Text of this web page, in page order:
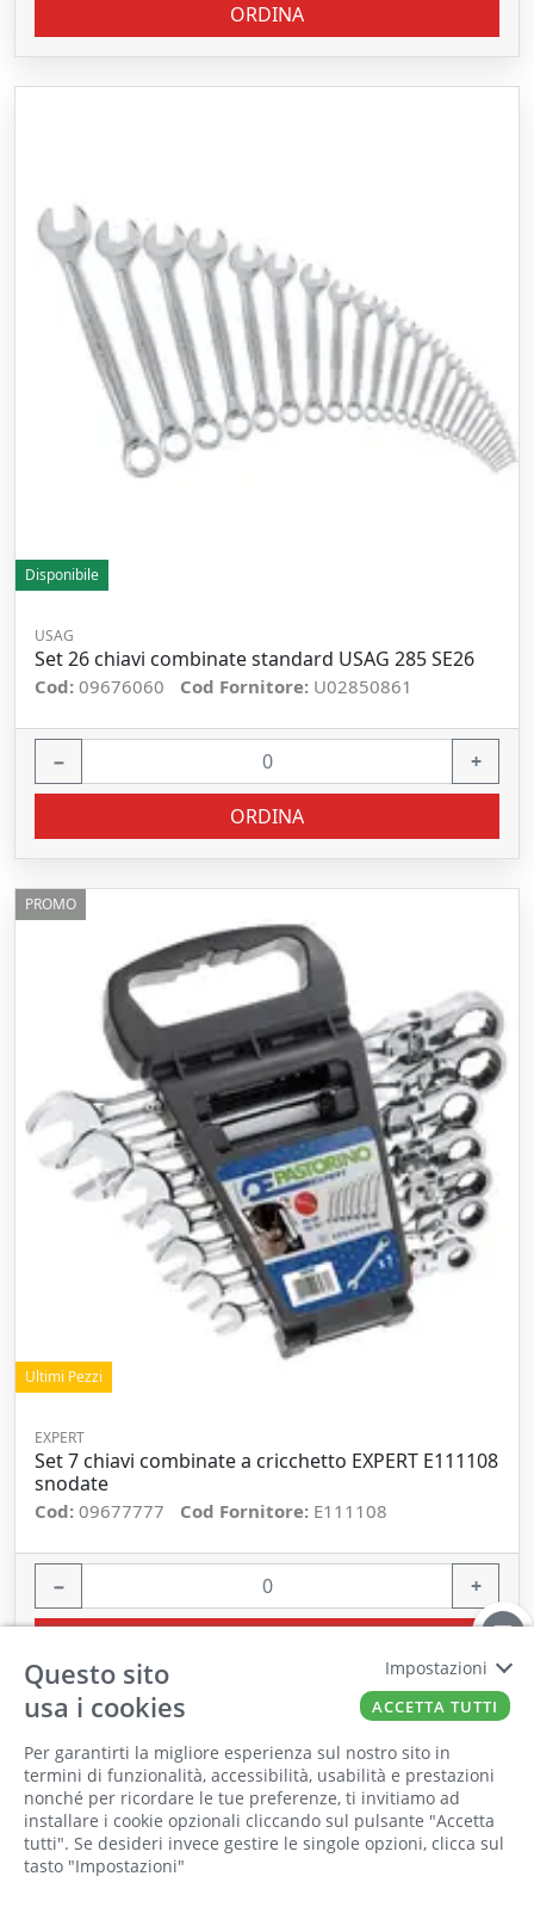
Il punto vendita, gli uffici e il magazzino
saranno chiusi per ferie dall'8 al 25 Agosto
2026 compresi.
ORDINA
Disponibile
USAG
Set 26 chiavi combinate standard USAG 285 SE26
Cod: 09676060 Cod Fornitore: U02850861
− +
ORDINA
Ultimi Pezzi
PROMO
EXPERT
Set 7 chiavi combinate a cricchetto EXPERT E111108
snodate
Cod: 09677777 Cod Fornitore: E111108
− +
Questo sito
usa i cookies
Per garantirti la migliore esperienza sul nostro sito in
termini di funzionalità, accessibilità, usabilità e prestazioni
nonché per ricordare le tue preferenze, ti invitiamo ad
installare i cookie opzionali cliccando sul pulsante "Accetta
tutti". Se desideri invece gestire le singole opzioni, clicca sul
tasto "Impostazioni"
Impostazioni
ACCETTA TUTTI